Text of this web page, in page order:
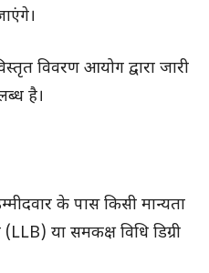
विवरण आयोग द्वारा जारी
है।
के पास किसी मान्यता
(LLB) या समकक्ष विधि डिग्री